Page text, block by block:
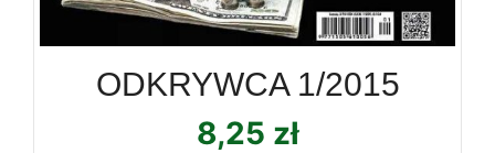
ODKRYWCA 1/2015
8,25 zł